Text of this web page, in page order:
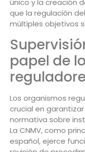
único y la creación
que la regulación
múltiples objetivos
papel de
Los organismos
crucial en
normativa sobre
La CNMV, como
español, ejerce